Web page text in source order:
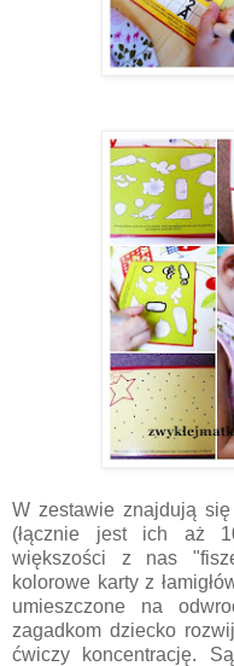
W zestawie znajdują
(łącznie jest ich aż
większości z nas
kolorowe karty z
umieszczone na
zagadkom dziecko
ćwiczy koncentrację.